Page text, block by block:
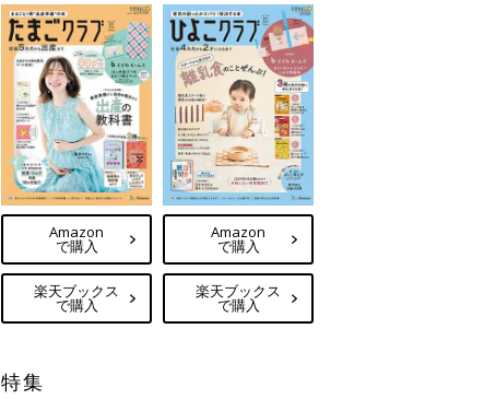
Amazon
で購入
楽天ブックス
で購入
Amazon
で購入
楽天ブックス
で購入
特集